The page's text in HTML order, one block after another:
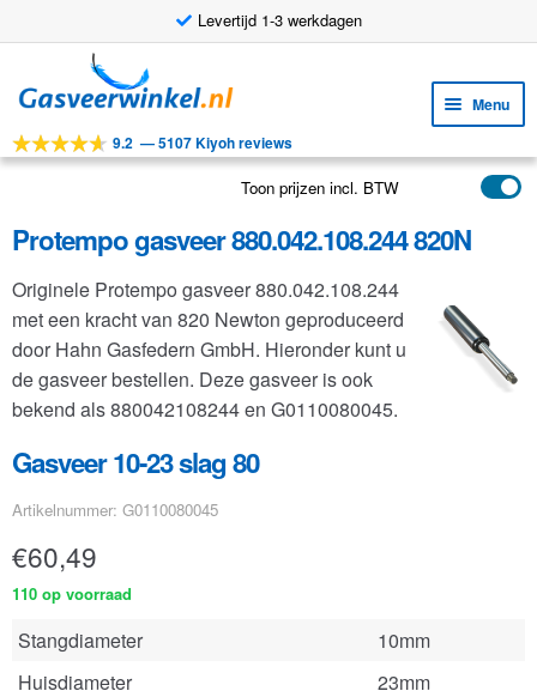
Levertijd 1-3 werkdagen
door
navigatie
naar
inhoud
Menu
Tools
Toepassingen
Klantenservice
FAQ
9.2 —5107 Kiyoh reviews
Toon prijzen incl. BTW
Protempo gasveer 880.042.108.244 820N
Originele Protempo gasveer 880.042.108.244
met een kracht van 820 Newton geproduceerd
door Hahn Gasfedern GmbH. Hieronder kunt u
de gasveer bestellen. Deze gasveer is ook
bekend als 880042108244 en G0110080045.
Gasveer 10-23 slag 80
Artikelnummer: G0110080045
€60,49
110 op voorraad
Stangdiameter
10mm
Huisdiameter
23mm